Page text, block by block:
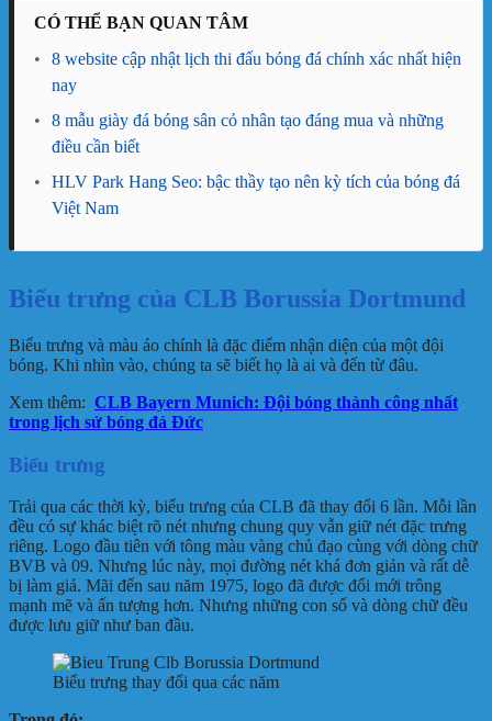
CÓ THỂ BẠN QUAN TÂM
•
8 website cập nhật lịch thi đấu bóng đá chính xác nhất hiện
nay
•
8 mẫu giày đá bóng sân cỏ nhân tạo đáng mua và những
điều cần biết
•
HLV Park Hang Seo: bậc thầy tạo nên kỳ tích của bóng đá
Việt Nam
Biểu trưng của CLB Borussia Dortmund
Biểu trưng và màu áo chính là đặc điểm nhận diện của một đội
bóng. Khi nhìn vào, chúng ta sẽ biết họ là ai và đến từ đâu.
Xem thêm: CLB Bayern Munich: Đội bóng thành công nhất
trong lịch sử bóng đá Đức
Biểu trưng
Trải qua các thời kỳ, biểu trưng của CLB đã thay đổi 6 lần. Mỗi lần
đều có sự khác biệt rõ nét nhưng chung quy vẫn giữ nét đặc trưng
riêng. Logo đầu tiên với tông màu vàng chủ đạo cùng với dòng chữ
BVB và 09. Nhưng lúc này, mọi đường nét khá đơn giản và rất dễ
bị làm giả. Mãi đến sau năm 1975, logo đã được đổi mới trông
mạnh mẽ và ấn tượng hơn. Nhưng những con số và dòng chữ đều
được lưu giữ như ban đầu.
Biểu trưng thay đổi qua các năm